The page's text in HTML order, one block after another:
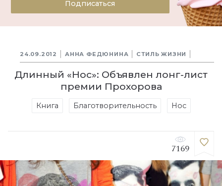
Подписаться
24.09.2012 АННА ФЕДЮНИНА СТИЛЬ ЖИЗНИ
Длинный «Нос»: Объявлен лонг-лист
премии Прохорова
Книга Благотворительность Нос
7169